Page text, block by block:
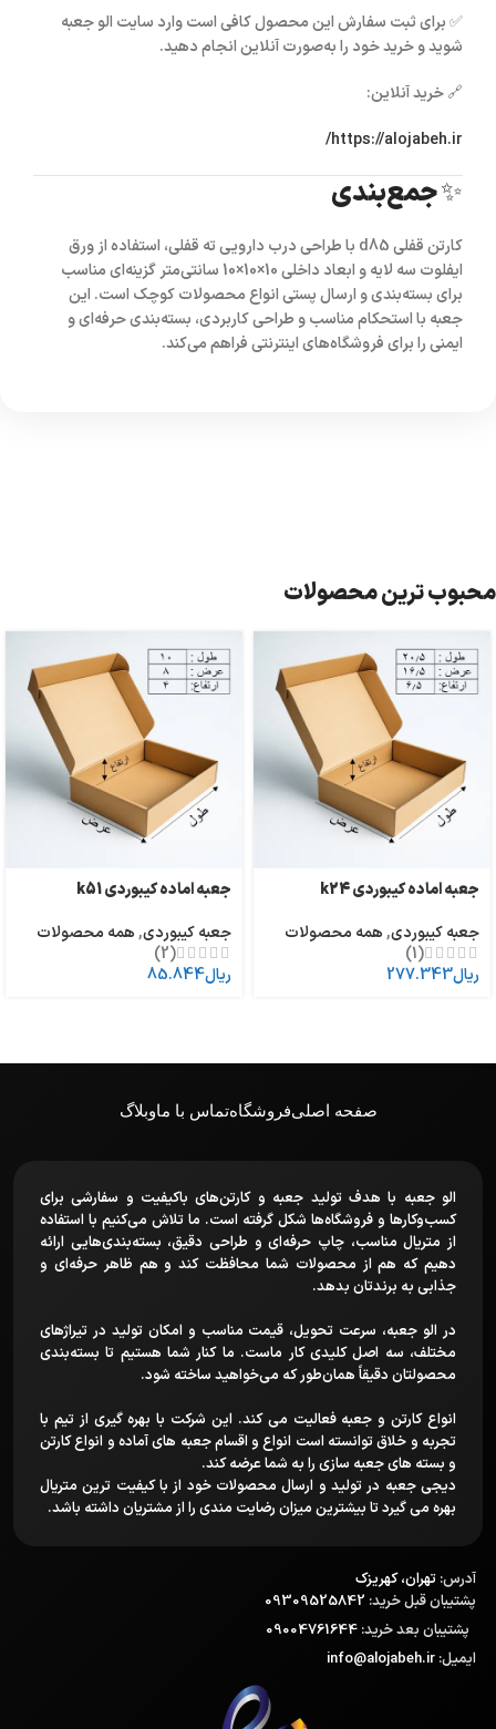
✅ برای ثبت سفارش این محصول کافی است وارد سایت الو جعبه
شوید و خرید خود را به‌صورت آنلاین انجام دهید.
🔗 خرید آنلاین:
https://alojabeh.ir/
✨ جمع‌بندی
کارتن قفلی d85
با طراحی درب دارویی ته قفلی، استفاده از ورق
ایفلوت سه لایه و ابعاد داخلی10×10×10 سانتی‌متر
گزینه‌ای مناسب
برای بسته‌بندی و ارسال پستی انواع محصولات کوچک است. این
جعبه با استحکام مناسب و طراحی کاربردی، بسته‌بندی حرفه‌ای و
ایمنی را برای فروشگاه‌های اینترنتی فراهم می‌کند.
محبوب ترین محصولات
جعبه اماده کیبوردی k24
جعبه کیبوردی,همه محصولات
(1)
ریال277.343
جعبه اماده کیبوردی k51
جعبه کیبوردی,همه محصولات
(2)
ریال85.844
صفحه اصلیفروشگاهتماس با ماوبلاگ
الو جعبه با هدف تولید جعبه و کارتن‌های باکیفیت و سفارشی برای
کسب‌وکارها و فروشگاه‌ها شکل گرفته است. ما تلاش می‌کنیم با استفاده
از متریال مناسب، چاپ حرفه‌ای و طراحی دقیق، بسته‌بندی‌هایی ارائه
دهیم که هم از محصولات شما محافظت کند و هم ظاهر حرفه‌ای و
جذابی به برندتان بدهد.
در الو جعبه، سرعت تحویل، قیمت مناسب و امکان تولید در تیراژهای
مختلف، سه اصل کلیدی کار ماست. ما کنار شما هستیم تا بسته‌بندی
محصولتان دقیقاً همان‌طور که می‌خواهید ساخته شود.
انواع کارتن و جعبه فعالیت می کند. این شرکت با بهره گیری از تیم با
تجربه و خلاق توانسته است انواع و اقسام جعبه های آماده و انواع کارتن
و بسته های جعبه سازی را به شما عرضه کند.
دیجی جعبه در تولید و ارسال محصولات خود از با کیفیت ترین متریال
بهره می گیرد تا بیشترین میزان رضایت مندی را از مشتریان داشته باشد.
آدرس: تهران، کهریزک
پشتیبان قبل خرید: 09309525842
پشتیبان بعد خرید:
ایمیل: info@alojabeh.ir